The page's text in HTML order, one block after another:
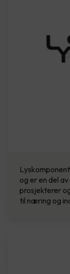
og er en del
prosjekterer
til næring og